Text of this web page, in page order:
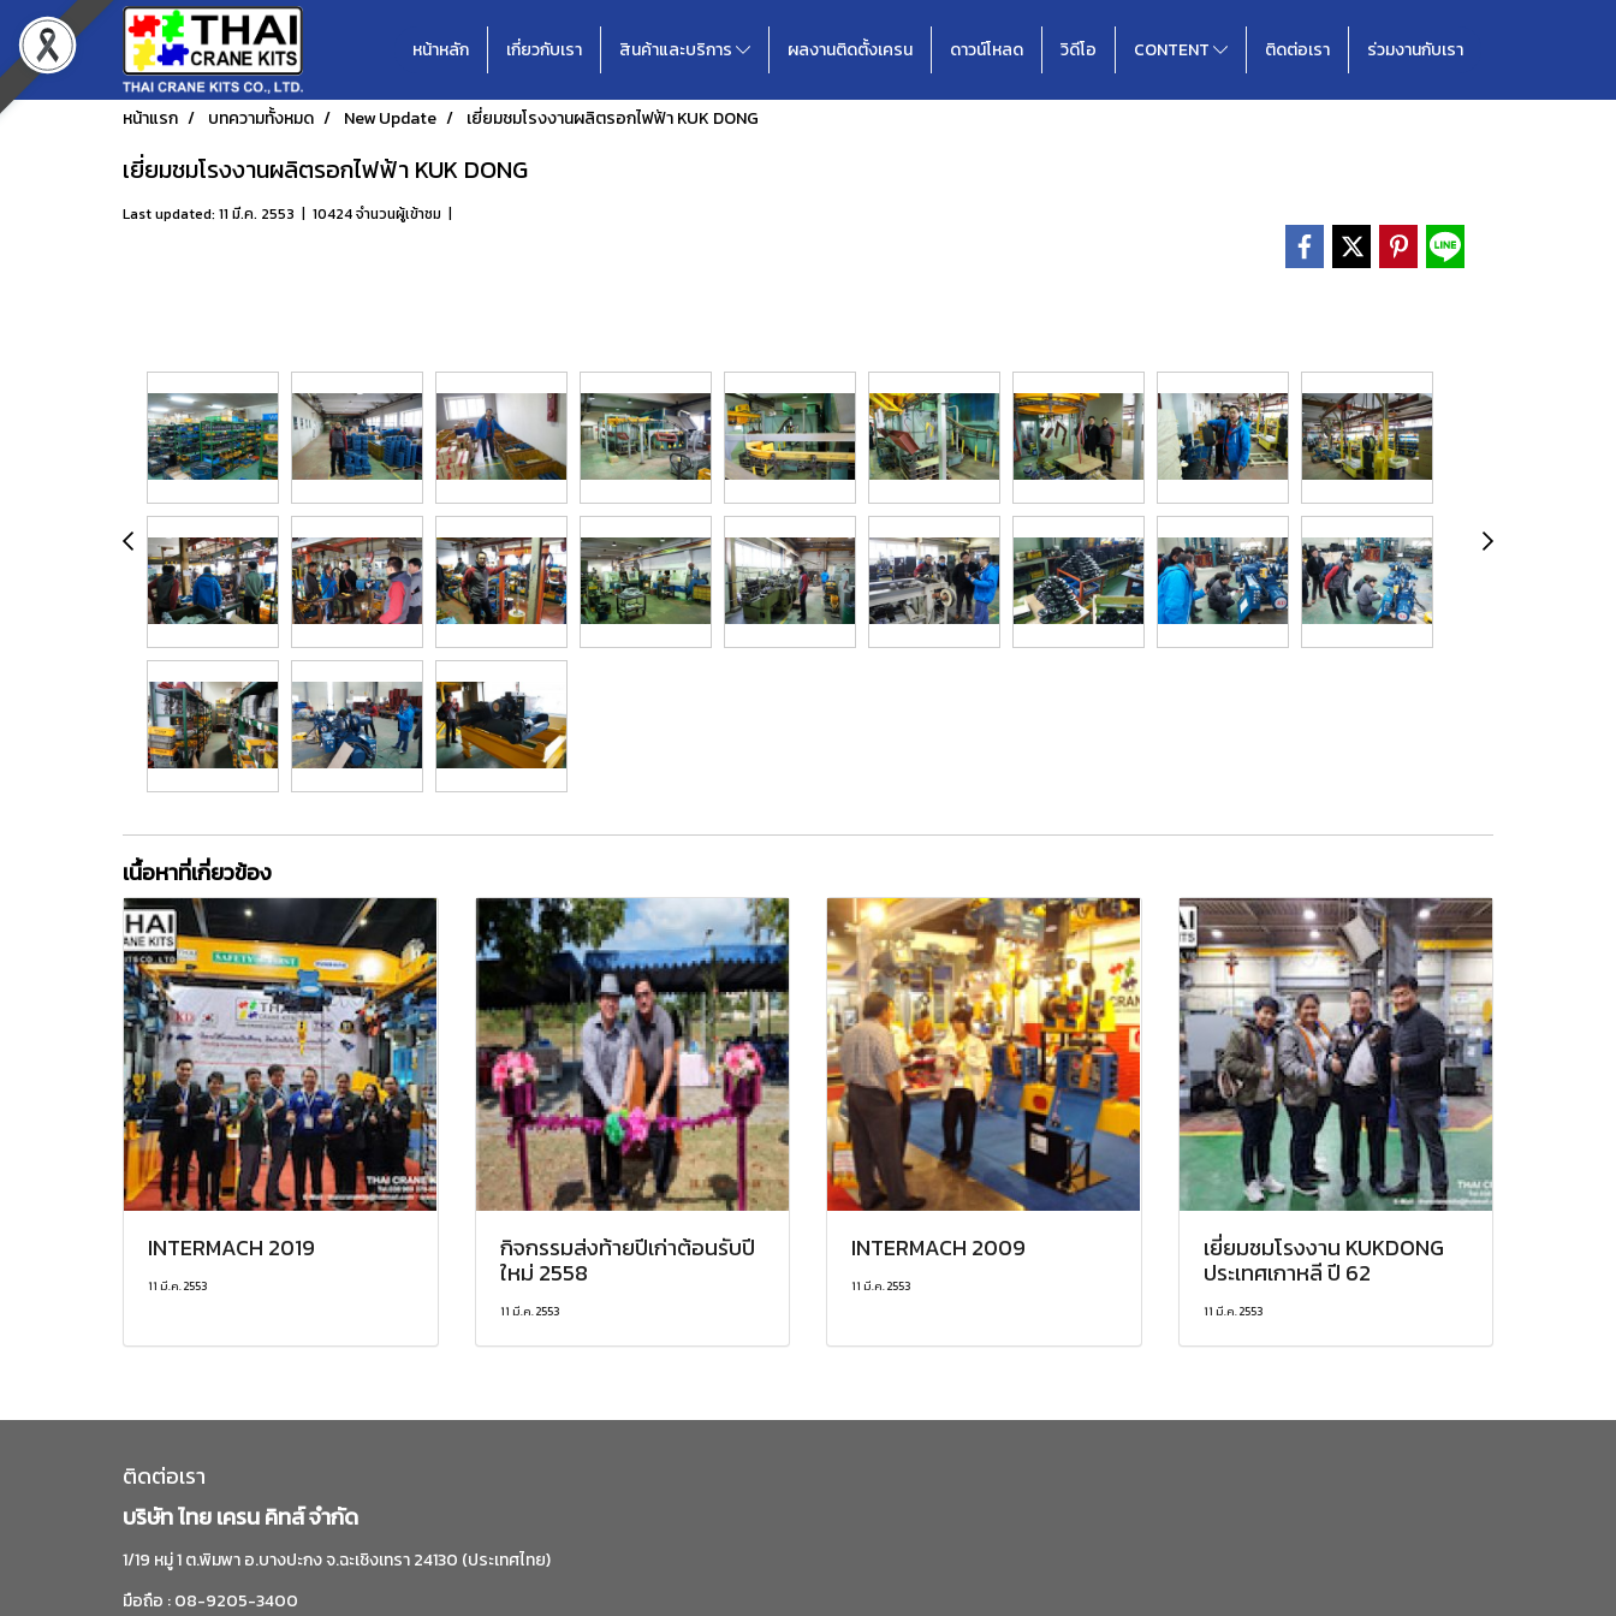
หน้าหลัก เกี่ยวกับเรา สินค้าและบริการ ผลงานติดตั้งเครน ดาวน์โหลด วิดีโอ CONTENT ติดต่อเรา ร่วมงานกับเรา
หน้าแรก บทความทั้งหมด New Update เยี่ยมชมโรงงานผลิตรอกไฟฟ้า KUK DONG
เยี่ยมชมโรงงานผลิตรอกไฟฟ้า KUK DONG
Last updated: 11 มี.ค. 2553 | 10424 จำนวนผู้เข้าชม |
เนื้อหาที่เกี่ยวข้อง
INTERMACH 2019
11 มี.ค. 2553
กิจกรรมส่งท้ายปีเก่าต้อนรับปี
ใหม่ 2558
11 มี.ค. 2553
INTERMACH 2009
11 มี.ค. 2553
เยี่ยมชมโรงงาน KUKDONG
ประเทศเกาหลี ปี 62
11 มี.ค. 2553
ติดต่อเรา
บริษัท ไทย เครน คิทส์ จำกัด
1/19 หมู่ 1 ต.พิมพา อ.บางปะกง จ.ฉะเชิงเทรา 24130 (ประเทศไทย)
มือถือ : 08-9205-3400